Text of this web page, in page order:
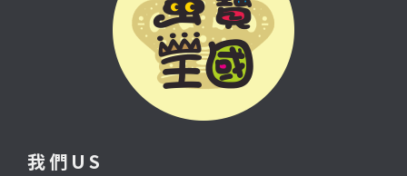
我們US